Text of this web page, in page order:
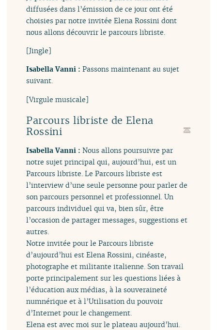
diffusées dans l’émission de ce jour ont été
choisies par notre invitée Elena Rossini dont
nous allons découvrir le parcours libriste.
[Jingle]
Isabella Vanni :Passons maintenant au sujet
suivant.
[Virgule musicale]
Parcours libriste de Elena
Rossini
Isabella Vanni :Nous allons poursuivre par
notre sujet principal qui, aujourd’hui, est un
Parcours libriste. Le Parcours libriste est
l’interview d’une seule personne pour parler de
son parcours personnel et professionnel. Un
parcours individuel qui va, bien sûr, être
l’occasion de partager messages, suggestions et
autres.
Notre invitée pour le Parcours libriste
d’aujourd’hui est Elena Rossini, cinéaste,
photographe et militante italienne. Son travail
porte principalement sur les questions liées à
l’éducation aux médias, à la souveraineté
numnérique et à l’Utilisation du pouvoir
d’Internet pour le changement.
Elena est avec moi sur le plateau aujourd’hui.